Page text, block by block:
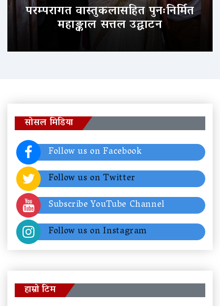
परम्परागत वास्तुकलासहित पुनःनिर्मित
महाङ्काल सत्तल उद्घाटन
सोसल मिडिया
Follow us on Facebook
Follow us on Twitter
Subscribe YouTube Channel
Follow us on Instagram
हाम्रो टिम